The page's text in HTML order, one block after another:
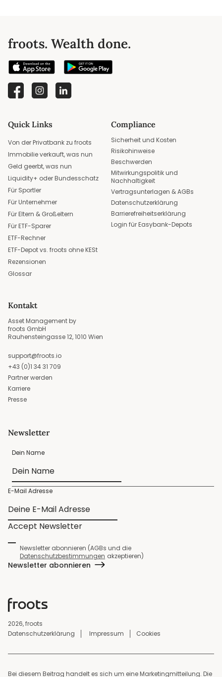
froots. Wealth done.
Quick Links
Von der Privatbank zu froots
Immobilie verkauft, was nun
Geld geerbt, was nun
Liquidity+ oder Bundesschatz
Für Sportler
Für Unternehmer
Für Eltern & Großeltern
Für ETF-Sparer
ETF-Rechner
ETF-Depot vs. froots ohne KESt
Rezensionen
Glossar
Compliance
Sicherheit und Kosten
Risikohinweise
Beschwerden
Mitwirkungspolitik und
Nachhaltigkeit
Vertragsunterlagen & AGBs
Datenschutzerklärung
Barrierefreiheitserklärung
Login für Easybank-Depots
Kontakt
Asset Management by
froots GmbH
Rauhensteingasse 12, 1010 Wien
support@froots.io
+43 (0)1 34 31 709
Partner werden
Karriere
Presse
Newsletter
Dein Name
E-Mail Adresse
Accept Newsletter
Newsletter abonnieren (AGBs und die
Datenschutzbestimmungen akzeptieren)
Newsletter abonnieren
2026, froots
Datenschutzerklärung
Impressum Cookies
Bei diesem Beitrag handelt es sich um eine Marketingmitteilung. Die